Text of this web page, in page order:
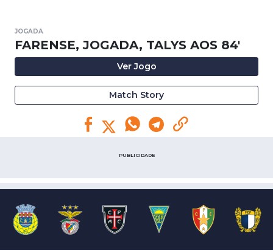
JOGADA
FARENSE, JOGADA, TALYS AOS 84'
Ver Jogo
Match Story
PUBLICIDADE